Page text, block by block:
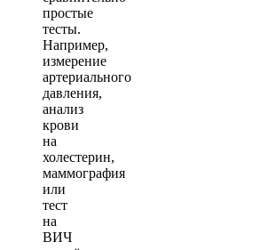
простые
тесты.
Например,
измерение
артериального
давления,
анализ
крови
на
холестерин,
маммография
или
тест
на
ВИЧ